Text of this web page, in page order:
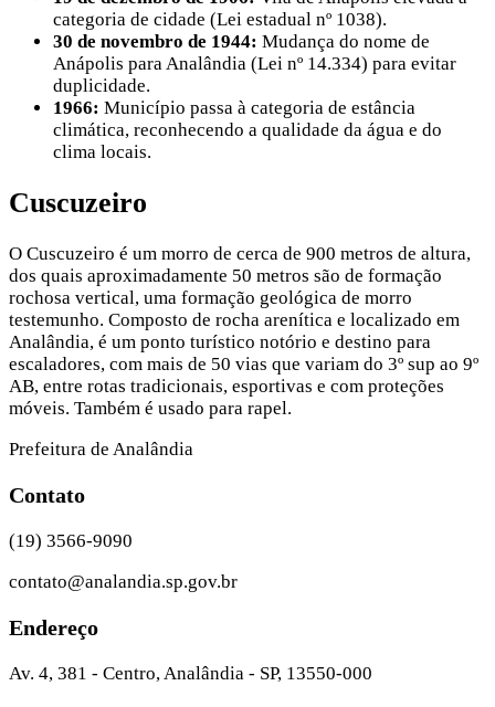
categoria de cidade (Lei estadual nº 1038).
30 de novembro de 1944: Mudança do nome de
Anápolis para Analândia (Lei nº 14.334) para evitar
duplicidade.
1966: Município passa à categoria de estância
climática, reconhecendo a qualidade da água e do
clima locais.
Cuscuzeiro
O Cuscuzeiro é um morro de cerca de 900 metros de altura,
dos quais aproximadamente 50 metros são de formação
rochosa vertical, uma formação geológica de morro
testemunho. Composto de rocha arenítica e localizado em
Analândia, é um ponto turístico notório e destino para
escaladores, com mais de 50 vias que variam do 3º sup ao 9º
AB, entre rotas tradicionais, esportivas e com proteções
móveis. Também é usado para rapel.
Prefeitura de Analândia
Contato
(19) 3566-9090
contato@analandia.sp.gov.br
Endereço
Av. 4, 381 - Centro, Analândia - SP, 13550-000